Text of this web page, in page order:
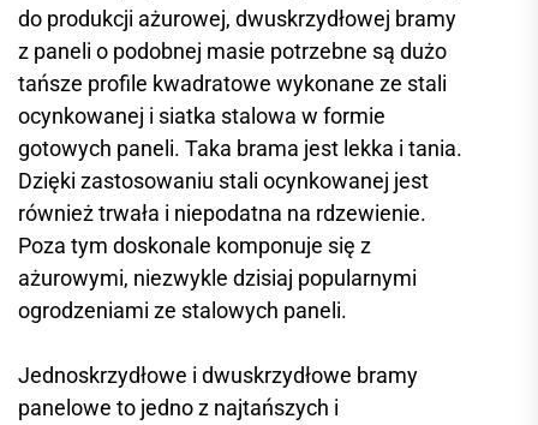
do produkcji ażurowej, dwuskrzydłowej bramy
z paneli o podobnej masie potrzebne są dużo
tańsze profile kwadratowe wykonane ze stali
ocynkowanej i siatka stalowa w formie
gotowych paneli. Taka brama jest lekka i tania.
Dzięki zastosowaniu stali ocynkowanej jest
również trwała i niepodatna na rdzewienie.
Poza tym doskonale komponuje się z
ażurowymi, niezwykle dzisiaj popularnymi
ogrodzeniami ze stalowych paneli.
Jednoskrzydłowe i dwuskrzydłowe bramy
panelowe to jedno z najtańszych i